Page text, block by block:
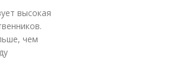
высокая
чем